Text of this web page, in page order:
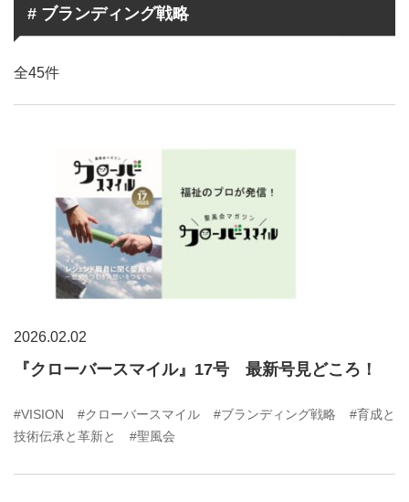
# ブランディング戦略
全45件
2026.02.02
『クローバースマイル』17号 最新号見どころ！
#VISION #クローバースマイル #ブランディング戦略
#育成と
技術伝承と革新と
#聖風会